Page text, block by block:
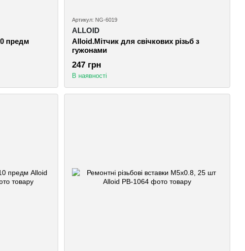
предм
Артикул: NG-6019
ALLOID
Alloid.Мітчик для свічкових різьб з
гужонами
247 грн
В наявності